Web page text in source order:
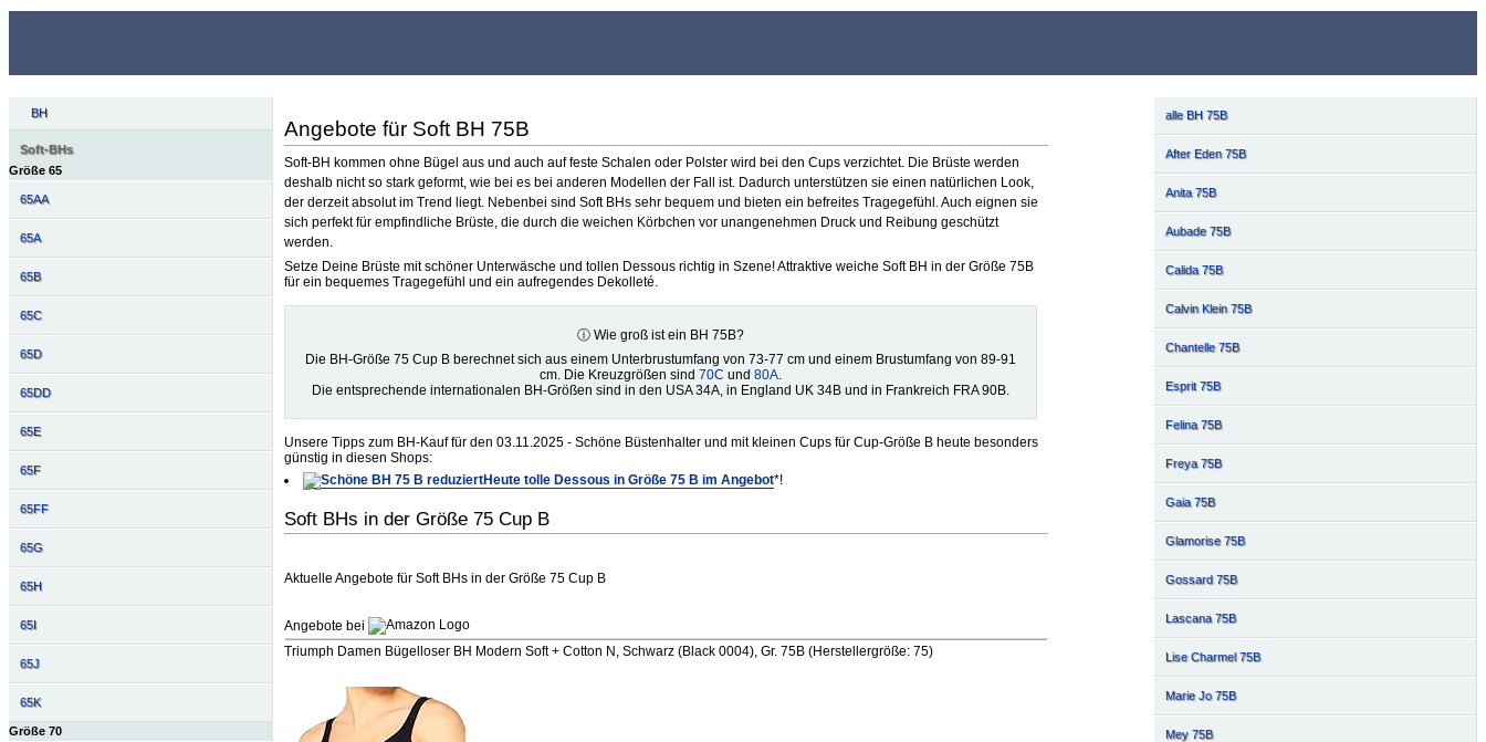
BH
Soft-BHs
Größe 65
65AA
65A
65B
65C
65D
65DD
65E
65F
65FF
65G
65H
65I
65J
65K
Größe 70
alle BH 75B
After Eden 75B
Anita 75B
Aubade 75B
Calida 75B
Calvin Klein 75B
Chantelle 75B
Esprit 75B
Felina 75B
Freya 75B
Gaia 75B
Glamorise 75B
Gossard 75B
Lascana 75B
Lise Charmel 75B
Marie Jo 75B
Mey 75B
Angebote für Soft BH 75B
Soft-BH kommen ohne Bügel aus und auch auf feste Schalen oder Polster wird bei den Cups verzichtet. Die Brüste werden
deshalb nicht so stark geformt, wie bei es bei anderen Modellen der Fall ist. Dadurch unterstützen sie einen natürlichen Look,
der derzeit absolut im Trend liegt. Nebenbei sind Soft BHs sehr bequem und bieten ein befreites Tragegefühl. Auch eignen sie
sich perfekt für empfindliche Brüste, die durch die weichen Körbchen vor unangenehmen Druck und Reibung geschützt
werden.
Setze Deine Brüste mit schöner Unterwäsche und tollen Dessous richtig in Szene! Attraktive weiche Soft BH in der Größe 75B
für ein bequemes Tragegefühl und ein aufregendes Dekolleté.
ⓘ Wie groß ist ein BH 75B?
Die BH-Größe 75 Cup B berechnet sich aus einem Unterbrustumfang von 73-77 cm und einem Brustumfang von 89-91
cm. Die Kreuzgrößen sind 70C und 80A.
Die entsprechende internationalen BH-Größen sind in den USA 34A, in England UK 34B und in Frankreich FRA 90B.
Unsere Tipps zum BH-Kauf für den 03.11.2025 - Schöne Büstenhalter und mit kleinen Cups für Cup-Größe B heute besonders
günstig in diesen Shops:
Heute tolle Dessous in Größe 75 B im Angebot*!
Soft BHs in der Größe 75 Cup B
Aktuelle Angebote für Soft BHs in der Größe 75 Cup B
Angebote bei
Triumph Damen Bügelloser BH Modern Soft + Cotton N, Schwarz (Black 0004), Gr. 75B (Herstellergröße: 75)